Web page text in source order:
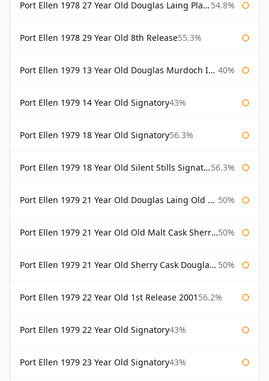
Port Ellen 1978 27 Year Old Douglas Laing Platinum Selection 54.8%
Port Ellen 1978 29 Year Old 8th Release55.3%
Port Ellen 1979 13 Year Old Douglas Murdoch Independent Bottling 40%
Port Ellen 1979 14 Year Old Signatory43%
Port Ellen 1979 18 Year Old Signatory56.3%
Port Ellen 1979 18 Year Old Silent Stills Signatory 56.3%
Port Ellen 1979 21 Year Old Douglas Laing Old Malt Cask 50%
Port Ellen 1979 21 Year Old Old Malt Cask Sherry Cask Douglas Laing 50%
Port Ellen 1979 21 Year Old Sherry Cask Douglas Laing Old Malt Cask 50%
Port Ellen 1979 22 Year Old 1st Release 2001 56.2%
Port Ellen 1979 22 Year Old Signatory43%
Port Ellen 1979 23 Year Old Signatory43%